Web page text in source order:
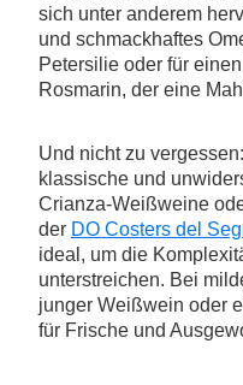
sich unter anderem
und schmackhaftes
Petersilie oder für
Rosmarin, der eine
Und nicht zu
klassische und
Crianza-Weißweine
der DO Costers del
ideal, um die
unterstreichen. Bei
junger Weißwein oder
für Frische und